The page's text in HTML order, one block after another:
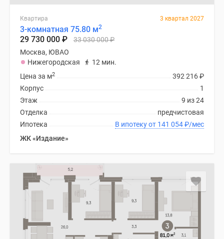
класса
Новостройки
бизнес-
класса
Рассрочка
Траншевая
ипотека
коттеджи
Коттеджные
поселки
Москве
Готовые
Строящиеся
коттеджные
Квартира 3 квартал 2027
3-комнатная 75.80 м2
29 730 000 ₽ 33 030 000₽
Москва, ЮВАО
Нижегородская
12 мин.
392 216₽
Цена за м2
1
Корпус
9 из 24
Этаж
предчистовая
Отделка
В ипотеку от 141 054₽/мес
Ипотека
ЖК «Издание»